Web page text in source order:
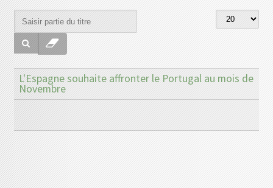
L'Espagne souhaite affronter le Portugal au mois de
Novembre